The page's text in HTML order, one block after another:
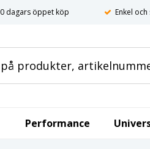
dagars öppet köp Enkel
Performance